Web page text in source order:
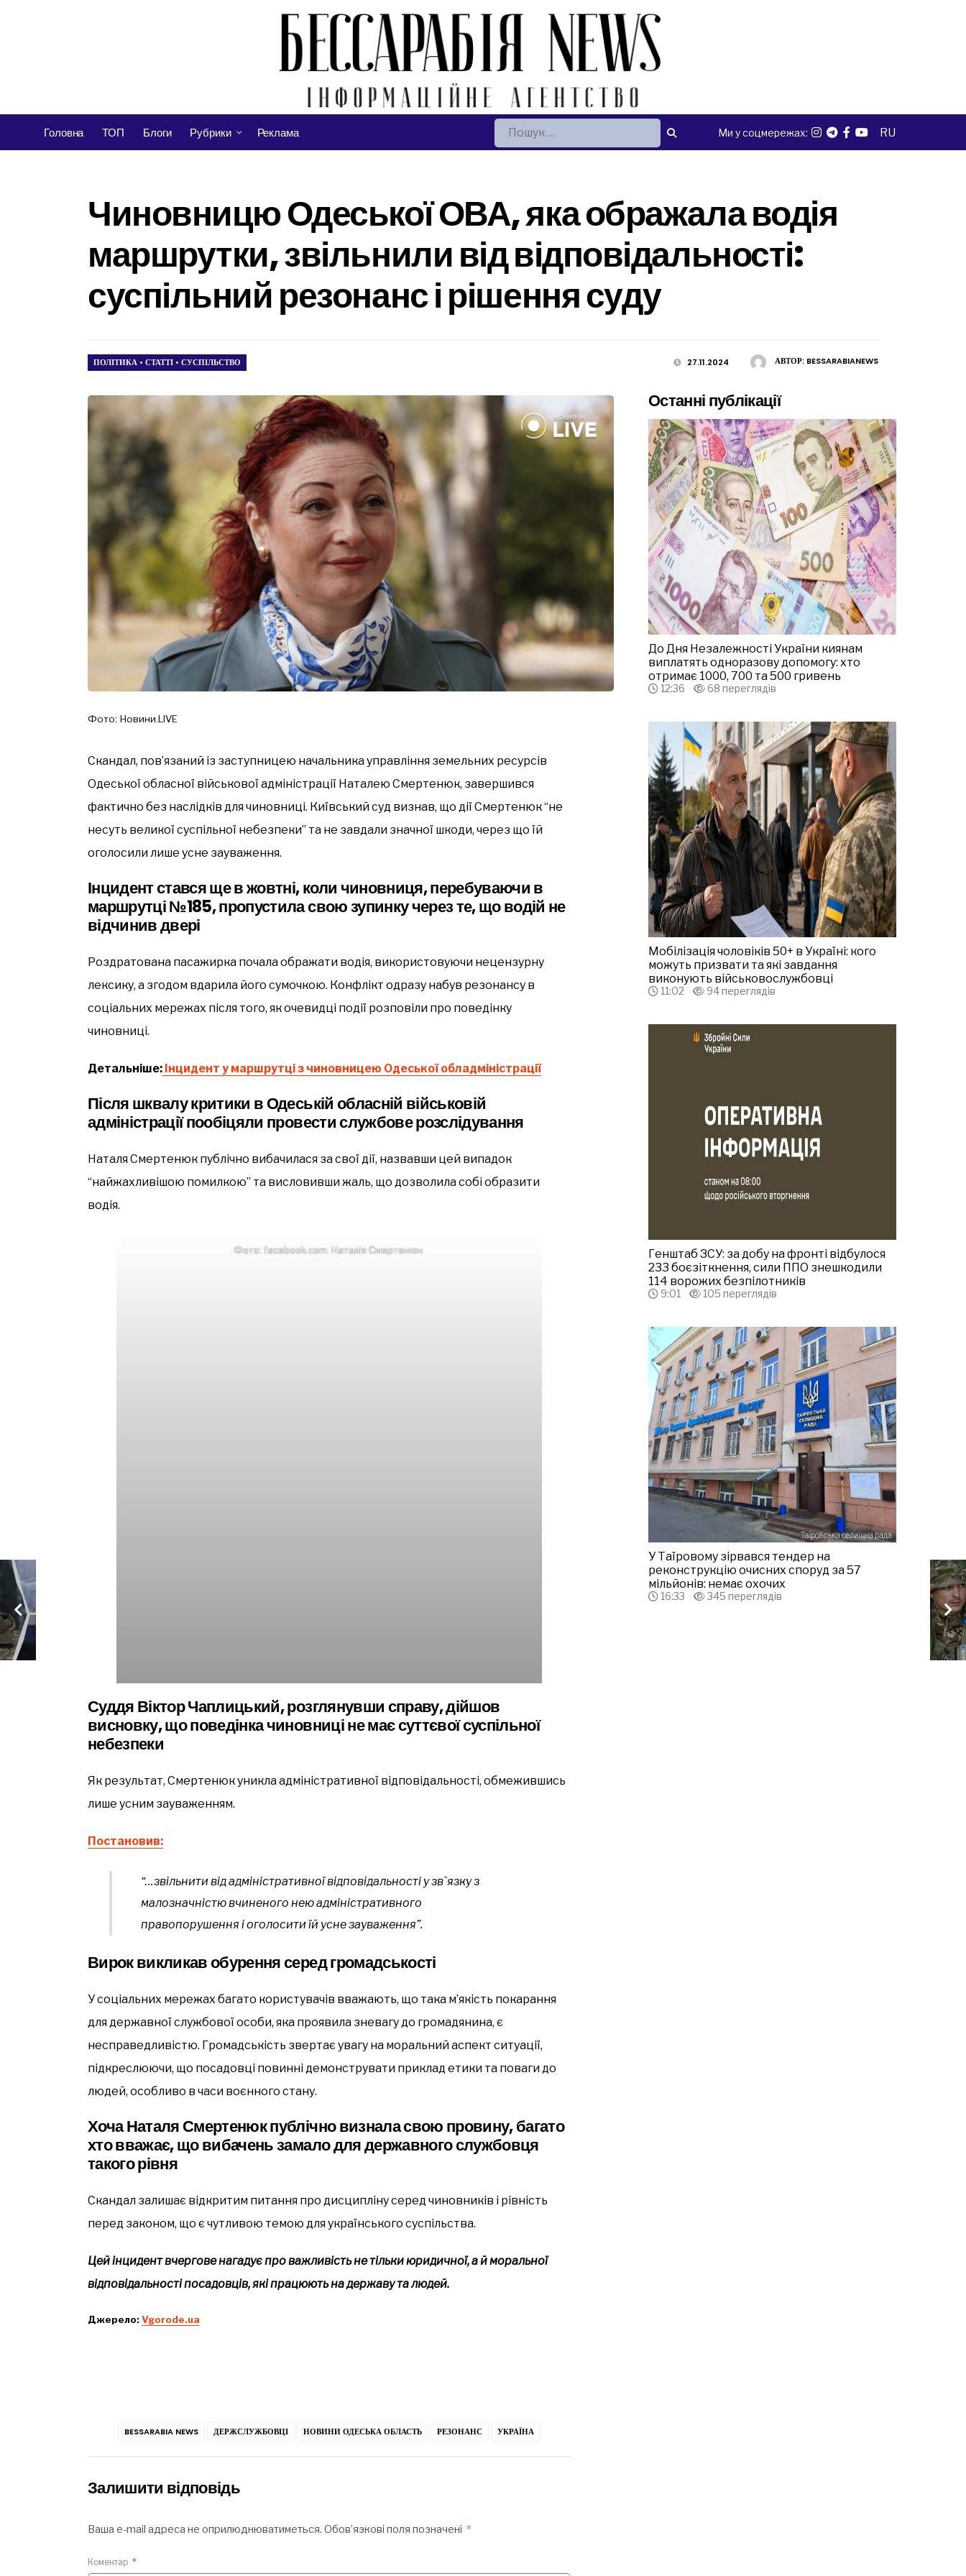
Головна ТОП Блоги Рубрики Реклама Пошук: Ми у соцмережах: RU
Чиновницю Одеської ОВА, яка ображала водія
маршрутки, звільнили від відповідальності:
суспільний резонанс і рішення суду
АВТОР: BESSARABIANEWS
27.11.2024
ПОЛІТИКА • СТАТТІ • СУСПІЛЬСТВО
Фото: Новини.LIVE
Скандал, пов’язаний із заступницею начальника управління земельних ресурсів
Одеської обласної військової адміністрації Наталею Смертенюк, завершився
фактично без наслідків для чиновниці. Київський суд визнав, що дії Смертенюк “не
несуть великої суспільної небезпеки” та не завдали значної шкоди, через що їй
оголосили лише усне зауваження.
Інцидент стався ще в жовтні, коли чиновниця, перебуваючи в
маршрутці №185, пропустила свою зупинку через те, що водій не
відчинив двері
Роздратована пасажирка почала ображати водія, використовуючи нецензурну
лексику, а згодом вдарила його сумочкою. Конфлікт одразу набув резонансу в
соціальних мережах після того, як очевидці події розповіли про поведінку
чиновниці.
Детальніше: Інцидент у маршрутці з чиновницею Одеської обладміністрації
Після шквалу критики в Одеській обласній військовій
адміністрації пообіцяли провести службове розслідування
Наталя Смертенюк публічно вибачилася за свої дії, назвавши цей випадок
“найжахливішою помилкою” та висловивши жаль, що дозволила собі образити
водія.
Фото: facebook.com. Наталія Смертенюк
Суддя Віктор Чаплицький, розглянувши справу, дійшов
висновку, що поведінка чиновниці не має суттєвої суспільної
небезпеки
Як результат, Смертенюк уникла адміністративної відповідальності, обмежившись
лише усним зауваженням.
Постановив:
“…звільнити від адміністративної відповідальності у зв`язку з
малозначністю вчиненого нею адміністративного
правопорушення і оголосити їй усне зауваження”.
Вирок викликав обурення серед громадськості
У соціальних мережах багато користувачів вважають, що така м’якість покарання
для державної службової особи, яка проявила зневагу до громадянина, є
несправедливістю. Громадськість звертає увагу на моральний аспект ситуації,
підкреслюючи, що посадовці повинні демонструвати приклад етики та поваги до
людей, особливо в часи воєнного стану.
Хоча Наталя Смертенюк публічно визнала свою провину, багато
хто вважає, що вибачень замало для державного службовця
такого рівня
Скандал залишає відкритим питання про дисципліну серед чиновників і рівність
перед законом, що є чутливою темою для українського суспільства.
Цей інцидент вчергове нагадує про важливість не тільки юридичної, а й моральної
відповідальності посадовців, які працюють на державу та людей.
Джерело: Vgorode.ua
BESSARABIA NEWS ДЕРЖСЛУЖБОВЦІ НОВИНИ ОДЕСЬКА ОБЛАСТЬ РЕЗОНАНС УКРАЇНА
Залишити відповідь
Ваша e-mail адреса не оприлюднюватиметься. Обов’язкові поля позначені *
Коментар *
Останні публікації
До Дня Незалежності України киянам
виплатять одноразову допомогу: хто
отримає 1000, 700 та 500 гривень
12:36 68 переглядів
Мобілізація чоловіків 50+ в Україні: кого
можуть призвати та які завдання
виконують військовослужбовці
11:02 94 переглядів
Генштаб ЗСУ: за добу на фронті відбулося
233 боєзіткнення, сили ППО знешкодили
114 ворожих безпілотників
9:01 105 переглядів
У Таїровому зірвався тендер на
реконструкцію очисних споруд за 57
мільйонів: немає охочих
16:33 345 переглядів